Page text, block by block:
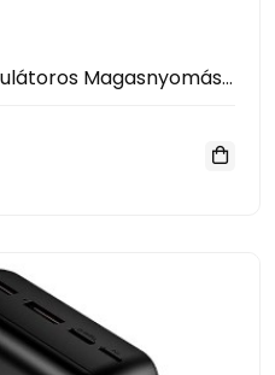
Hayami HA-1042 Akkumulátoros Magasnyomású Mosó – 2 Akkumulátorral, Habosító Tartállyal és Kofferrel